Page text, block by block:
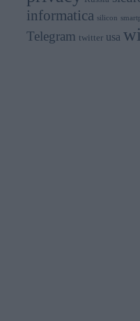
informatica silicon
Telegram twitter usa